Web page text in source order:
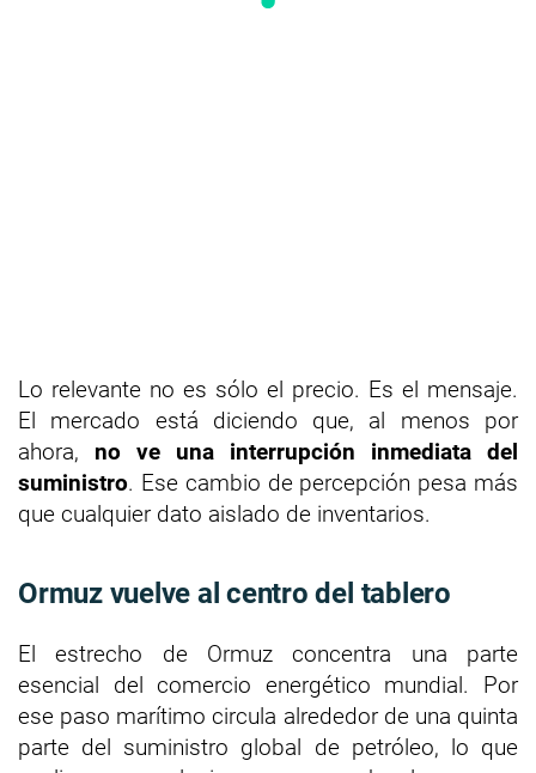
Lo relevante no es sólo el precio. Es el mensaje.
El mercado está diciendo que, al menos por
ahora, no ve una interrupción inmediata del
suministro. Ese cambio de percepción pesa más
que cualquier dato aislado de inventarios.
Ormuz vuelve al centro del tablero
El estrecho de Ormuz concentra una parte
esencial del comercio energético mundial. Por
ese paso marítimo circula alrededor de una quinta
parte del suministro global de petróleo, lo que